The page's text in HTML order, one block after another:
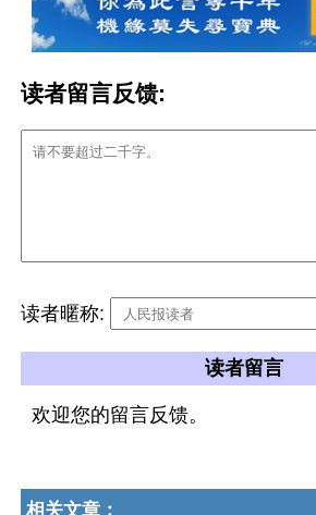
读者留言反馈:
读者暱称:
读者留言
欢迎您的留言反馈。
相关文章：